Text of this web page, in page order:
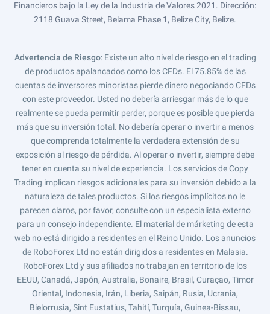
Financieros bajo la Ley de la Industria de Valores 2021. Dirección:
2118 Guava Street, Belama Phase 1, Belize City, Belize.
Advertencia de Riesgo: Existe un alto nivel de riesgo en el trading
de productos apalancados como los CFDs. El 75.85% de las
cuentas de inversores minoristas pierde dinero negociando CFDs
con este proveedor. Usted no debería arriesgar más de lo que
realmente se pueda permitir perder, porque es posible que pierda
más que su inversión total. No debería operar o invertir a menos
que comprenda totalmente la verdadera extensión de su
exposición al riesgo de pérdida. Al operar o invertir, siempre debe
tener en cuenta su nivel de experiencia. Los servicios de Copy
Trading implican riesgos adicionales para su inversión debido a la
naturaleza de tales productos. Si los riesgos implícitos no le
parecen claros, por favor, consulte con un especialista externo
para un consejo independiente. El material de márketing de esta
web no está dirigido a residentes en el Reino Unido. Los anuncios
de RoboForex Ltd no están dirigidos a residentes en Malasia.
RoboForex Ltd y sus afiliados no trabajan en territorio de los
EEUU, Canadá, Japón, Australia, Bonaire, Brasil, Curaçao, Timor
Oriental, Indonesia, Irán, Liberia, Saipán, Rusia, Ucrania,
Bielorrusia, Sint Eustatius, Tahití, Turquía, Guinea-Bissau,